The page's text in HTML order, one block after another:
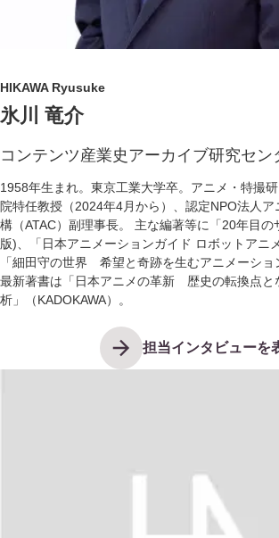
HIKAWA Ryusuke
氷川 竜介
コンテンツ産業史アーカイブ研究セン
1958年生まれ。東京工業大学卒。アニメ・特撮
院特任教授（2024年4月から）、認定NPO法人
構（ATAC）副理事長。 主な編著等に「20年目の
版)、「日本アニメーションガイド ロボットアニ
「細田守の世界 希望と奇跡を生むアニメーショ
最新著書は「日本アニメの革新 歴史の転換点と
析」（KADOKAWA）。
担当インタビューを